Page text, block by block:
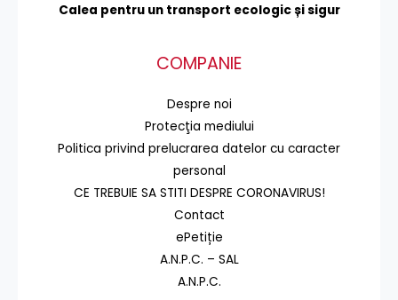
Calea pentru un transport ecologic și sigur
COMPANIE
Despre noi
Protecţia mediului
Politica privind prelucrarea datelor cu caracter
personal
CE TREBUIE SA STITI DESPRE CORONAVIRUS!
Contact
ePetiție
A.N.P.C. – SAL
A.N.P.C.